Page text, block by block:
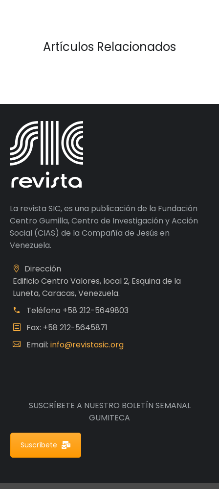
Artículos Relacionados
La revista SIC, es una publicación de la Fundación
Centro Gumilla, Centro de Investigación y Acción
Social (CIAS) de la Compañía de Jesús en
Venezuela.
Dirección
Edificio Centro Valores, local 2, Esquina de la
Luneta, Caracas, Venezuela.
Teléfono +58 212-5649803
Fax: +58 212-5645871
Email: info@revistasic.org
SUSCRÍBETE A NUESTRO BOLETÍN SEMANAL
GUMITECA
Suscríbete